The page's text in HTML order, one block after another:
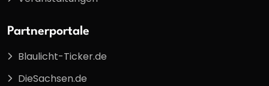
Partnerportale
Blaulicht-Ticker.de
DieSachsen.de